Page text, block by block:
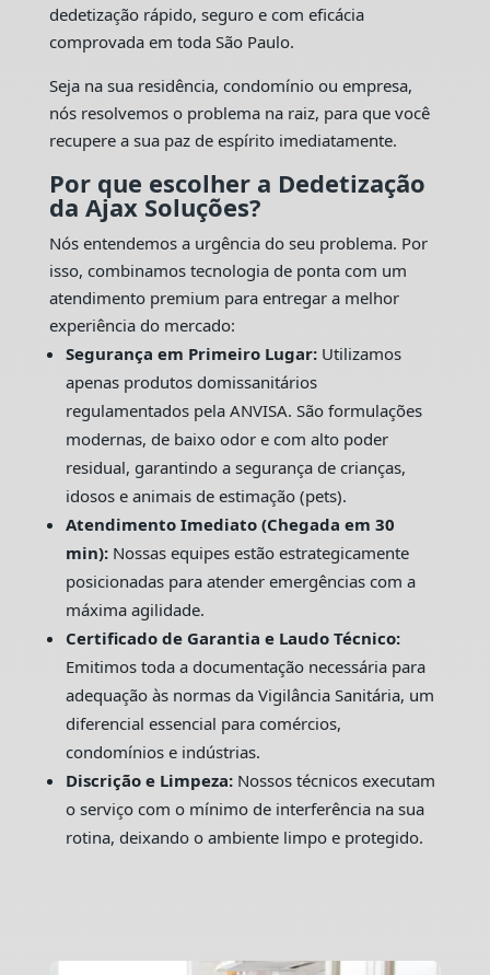
dedetização rápido, seguro e com eficácia
comprovada em toda São Paulo.
Seja na sua residência, condomínio ou empresa,
nós resolvemos o problema na raiz, para que você
recupere a sua paz de espírito imediatamente.
Por que escolher a Dedetização
da Ajax Soluções?
Nós entendemos a urgência do seu problema. Por
isso, combinamos tecnologia de ponta com um
atendimento premium para entregar a melhor
experiência do mercado:
Segurança em Primeiro Lugar:Utilizamos
apenas produtos domissanitários
regulamentados pela ANVISA. São formulações
modernas, de baixo odor e com alto poder
residual, garantindo a segurança de crianças,
idosos e animais de estimação (pets).
Atendimento Imediato (Chegada em 30
min):Nossas equipes estão estrategicamente
posicionadas para atender emergências com a
máxima agilidade.
Certificado de Garantia e Laudo Técnico:
Emitimos toda a documentação necessária para
adequação às normas da Vigilância Sanitária, um
diferencial essencial para comércios,
condomínios e indústrias.
Discrição e Limpeza:Nossos técnicos executam
o serviço com o mínimo de interferência na sua
rotina, deixando o ambiente limpo e protegido.